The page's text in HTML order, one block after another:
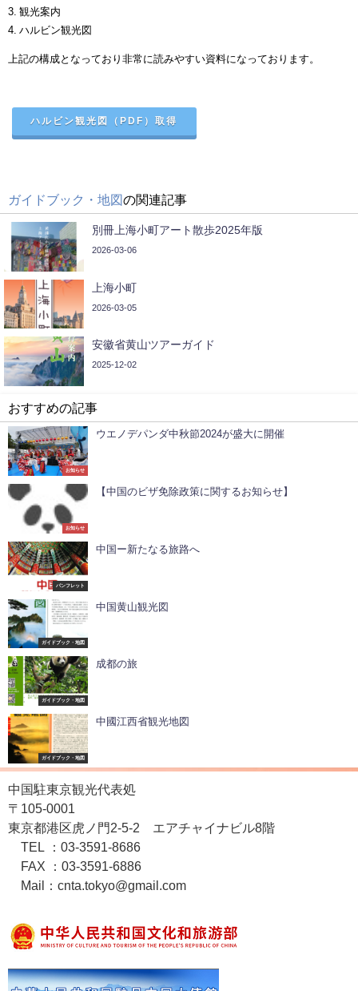
3. 観光案内
4. ハルビン観光図
上記の構成となっており非常に読みやすい資料になっております。
ハルビン観光図（PDF）取得
ガイドブック・地図の関連記事
別冊上海小町アート散歩2025年版
2026-03-06
上海小町
2026-03-05
安徽省黄山ツアーガイド
2025-12-02
おすすめの記事
お知らせ
ウエノデパンダ中秋節2024が盛大に開催
お知らせ
【中国のビザ免除政策に関するお知らせ】
パンフレット
中国ー新たなる旅路へ
ガイドブック・地図
中国黄山観光図
ガイドブック・地図
成都の旅
ガイドブック・地図
中國江西省観光地図
中国駐東京観光代表処
〒105-0001
東京都港区虎ノ門2-5-2 エアチャイナビル8階
TEL ：03-3591-8686
FAX ：03-3591-6886
Mail：cnta.tokyo@gmail.com